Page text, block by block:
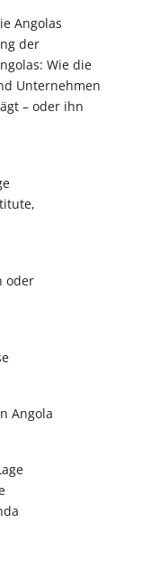
Angolas
der
Wie die
Unternehmen
– oder ihn
oder
Angola